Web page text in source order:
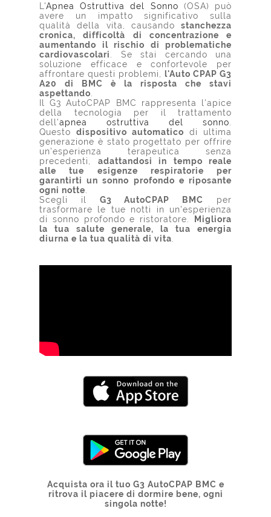
L'Apnea Ostruttiva del Sonno (OSA) può
avere un impatto significativo sulla
qualità della vita, causando stanchezza
cronica, difficoltà di concentrazione e
aumentando il rischio di problematiche
cardiovascolari
. Se stai cercando una
soluzione efficace e confortevole per
affrontare questi problemi,
l'Auto CPAP G3
A20 di BMC è la risposta che stavi
aspettando
Il G3 AutoCPAP BMC rappresenta l'apice
della tecnologia per il trattamento
dell'apnea ostruttiva del sonno
Questo dispositivo automatico di ultima
generazione è stato progettato per offrire
un'esperienza terapeutica senza
precedenti, adattandosi in tempo reale
alle tue esigenze respiratorie per
garantirti un sonno profondo e riposante
ogni notte
Scegli il G3 AutoCPAP BMC
per
trasformare le tue notti in un'esperienza
di sonno profondo e ristoratore.
Migliora
la tua salute generale, la tua energia
diurna e la tua qualità di vita
Acquista ora il tuo G3 AutoCPAP BMC e
ritrova il piacere di dormire bene, ogni
singola notte!